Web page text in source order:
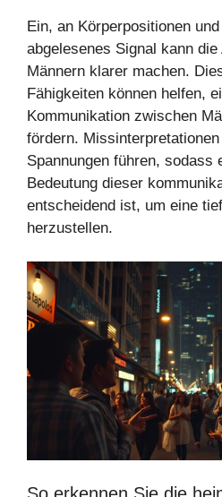
Ein, an Körperpositionen
abgelesenes Signal kann
Männern klarer machen.
Fähigkeiten können helfen,
Kommunikation zwischen
fördern.
Spannungen führen, sodass
Bedeutung dieser
entscheidend ist, um eine
herzustellen.